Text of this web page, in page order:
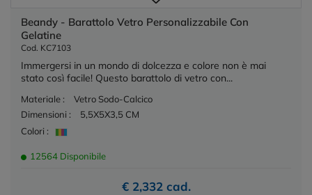
Beandy - Barattolo Vetro Personalizzabile Con
Gelatine
Cod. KC7103
Immergersi in un mondo di dolcezza e colore non è mai
stato così facile! Questo barattolo di vetro con...
Materiale :
Vetro Sodo-Calcico
Dimensioni :
5,5X5X3,5 CM
Colori :
12564 Disponibile
€ 2,332 cad.